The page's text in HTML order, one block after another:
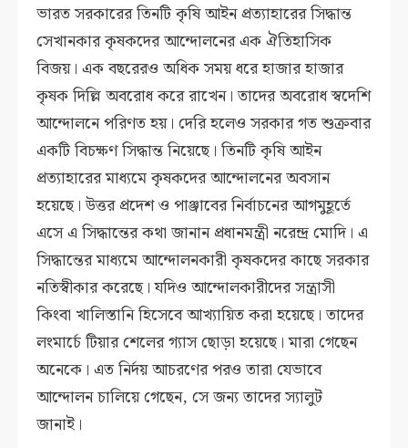
ভারত সরকারের তিনটি কৃষি আইন প্রত্যাহারের সিদ্ধান্ত
সেখানকার কৃষকদের আন্দোলনের এক ঐতিহাসিক
বিজয়। এক বছরেরও অধিক সময় ধরে হাজার হাজার
কৃষক দিল্লি অবরোধ করে রাখেন। তাদের অবরোধ স্বদেশি
আন্দোলনে পরিণত হয়। দেরি হলেও সরকার গত শুক্রবার
একটি বিচক্ষণ সিদ্ধান্ত নিয়েছে। তিনটি কৃষি আইন
প্রত্যাহারের মাধ্যমে কৃষকদের আন্দোলনের অবসান
হয়েছে। উত্তর প্রদেশ ও পাঞ্জাবের নির্বাচনের আগমুহূর্তে
এসে এ সিদ্ধান্তের কথা জানান প্রধানমন্ত্রী নরেন্দ্র মোদি। এ
সিদ্ধান্তের মাধ্যমে আন্দোলনকারী কৃষকদের কাছে সরকার
নতিস্বীকার করেছে। যদিও আন্দোলকারীদের সন্ত্রাসী
কিংবা খালিস্তানি হিসেবে আখ্যায়িত করা হয়েছে। তাদের
লংমার্চে টিয়ার শেলের গ্যাস ছোড়া হয়েছে। মারা গেছেন
অনেকে। এত নির্দয় আচরণের পরও তারা যেভাবে
আন্দোলন চালিয়ে গেছেন, সে জন্য তাদের স্যালুট
জানাই।